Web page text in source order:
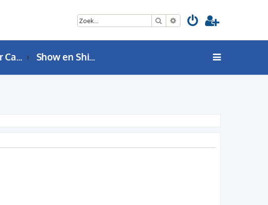
Zoek Uitgebreid zoeken
BMW Car Care & Clinic Show en Shine